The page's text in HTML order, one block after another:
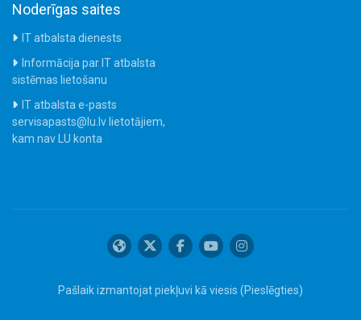
Noderīgas saites
IT atbalsta dienests
Informācija par IT atbalsta
sistēmas lietošanu
IT atbalsta e-pasts
servisapasts@lu.lv lietotājiem,
kam nav LU konta
Pašlaik izmantojat piekļuvi kā viesis (Pieslēgties)